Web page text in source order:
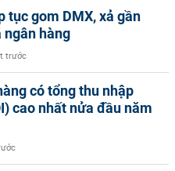
tục gom DMX, xả gần
ngân hàng
trước
có tổng thu nhập
cao nhất nửa đầu năm